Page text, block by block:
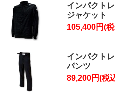
インパクト
ジャケット
105,400円(
インパクト
パンツ
89,200円(税